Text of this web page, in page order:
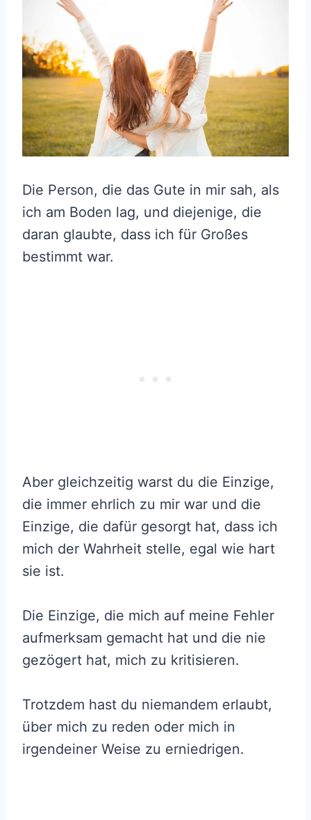
Die Person, die das Gute in mir sah, als
ich am Boden lag, und diejenige, die
daran glaubte, dass ich für Großes
bestimmt war.
Aber gleichzeitig warst du die Einzige,
die immer ehrlich zu mir war und die
Einzige, die dafür gesorgt hat, dass ich
mich der Wahrheit stelle, egal wie hart
sie ist.
Die Einzige, die mich auf meine Fehler
aufmerksam gemacht hat und die nie
gezögert hat, mich zu kritisieren.
Trotzdem hast du niemandem erlaubt,
über mich zu reden oder mich in
irgendeiner Weise zu erniedrigen.